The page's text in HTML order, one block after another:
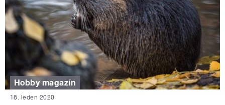
Hobby magazín
18. leden 2020